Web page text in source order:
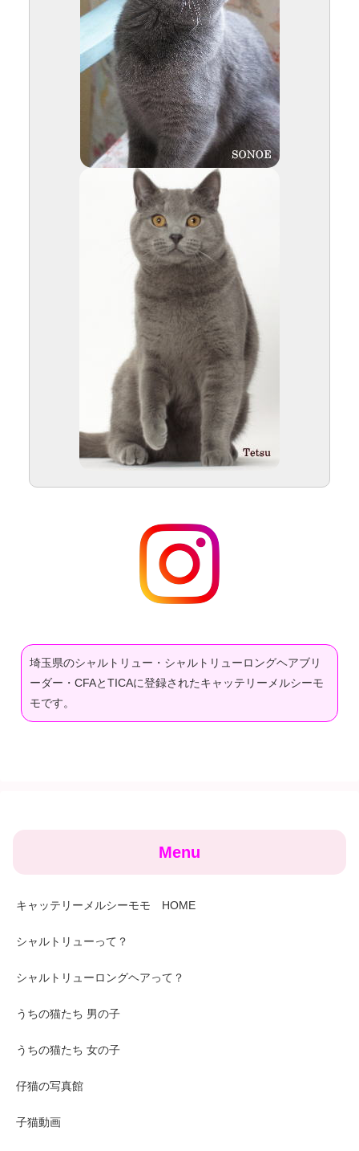
埼玉県のシャルトリュー・シャルトリューロングヘアブリ
ーダー・CFAとTICAに登録されたキャッテリーメルシーモ
モです。
Menu
キャッテリーメルシーモモ HOME
シャルトリューって？
シャルトリューロングヘアって？
うちの猫たち 男の子
うちの猫たち 女の子
仔猫の写真館
子猫動画